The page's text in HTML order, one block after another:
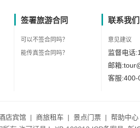
签署旅游合同
可以不签合同吗？
能传真签合同吗？
联系我们
意见建议
监督电话
邮箱
客服
店宾馆 | 商旅租车 | 景点门票 | 帮助中心